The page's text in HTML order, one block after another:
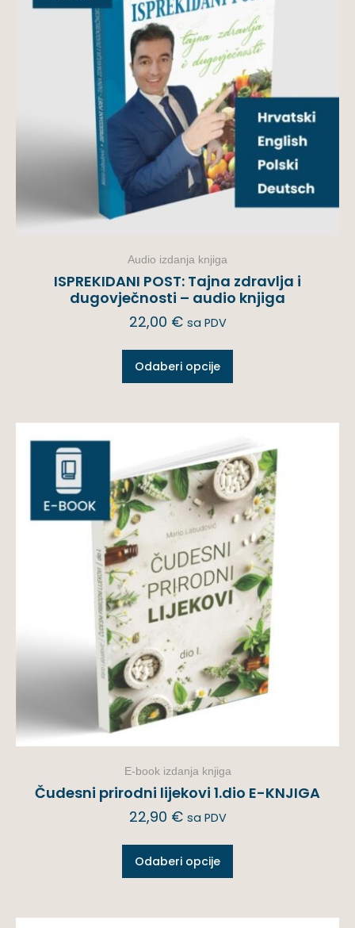
Audio izdanja knjiga
ISPREKIDANI POST: Tajna zdravlja i
dugovječnosti – audio knjiga
22,00 € sa PDV
Odaberi opcije
E-book izdanja knjiga
Čudesni prirodni lijekovi 1.dio E-KNJIGA
22,90 € sa PDV
Odaberi opcije